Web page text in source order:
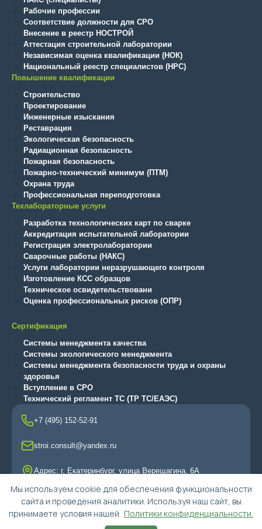
Рабочие профессии
Соответствие должности для СРО
Внесение в реестр НОСТРОЙ
Аттестация строительной лаборатории
Независимая оценка квалификации (НОК)
Национальный реестр специалистов (НРС)
Повышение квалификации
Строительство
Проектирование
Инженерные изыскания
Реставрация
Экологическая безопасность
Радиационная безопасность
Пожарная безопасность
Пожарно-технический минимум (ПТМ)
Охрана труда
Профессиональная переподготовка
Техлабораторные услуги
Разработка технологических карт по сварке
Аккредитация испытательной лаборатории
Регистрация электролаборатории
Сварочные работы (НАКС)
Услуги лаборатории неразрушающего контроля
Изготовление КСС образцов
Техническое освидетельствовани
Оценка профессиональных рисков (ОПР)
Сертификация
Системы менеджмента качества
Системы экологического менеджмента
Системы менеджмента безопасности труда и охраны
здоровья
Вступление в СРО
Технический регламент ТС (ТР ТС/ЕАЭС)
+7 (495) 152-52-91
stroi.consult@yandex.ru
Адрес: г. Екатеринбург, улица Верещагина, 6А
Мы используем cookie для обеспечения функциональности
сайта и проведения аналитики. Используя наш сайт, вы
принимаете условия нашей Политики конфиденциальности.